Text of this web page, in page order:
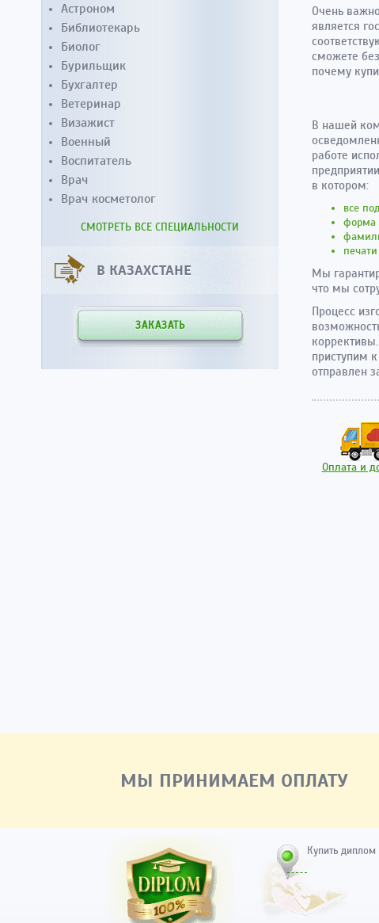
Очень
является
сможете
почему
В нашей
работе
в котором:
все
форма
Мы
что мы
Процесс
приступим
отправлен
Оплата и
Астроном
Библиотекарь
Биолог
Бурильщик
Бухгалтер
Ветеринар
Визажист
Военный
Воспитатель
Врач
Врач косметолог
СМОТРЕТЬ ВСЕ СПЕЦИАЛЬНОСТИ
В КАЗАХСТАНЕ
ЗАКАЗАТЬ
МЫ ПРИНИМАЕМ ОПЛАТУ
Купить диплом